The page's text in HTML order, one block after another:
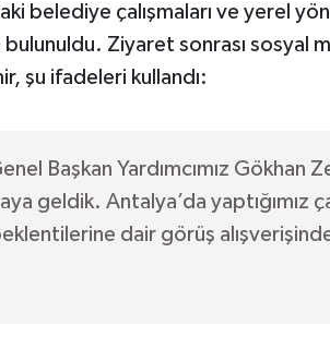
belediye çalışmaları ve yerel
Ziyaret sonrası sosyal
şu ifadeleri kullandı:
Başkan Yardımcımız Gökhan
geldik. Antalya’da yaptığımız
dair görüş